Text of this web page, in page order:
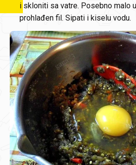
i skloniti sa vatre. Posebno malo
prohlađen fil. Sipati i kiselu vodu.